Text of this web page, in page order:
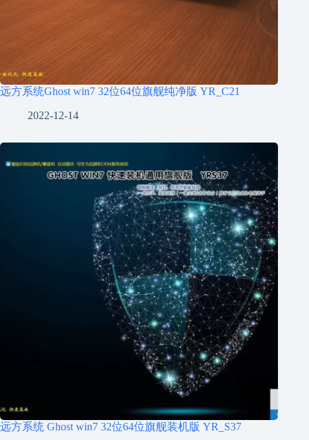
远方系统Ghost win7 32位64位旗舰纯净版 YR_C21
2022-12-14
远方系统 Ghost win7 32位64位旗舰装机版 YR_S37